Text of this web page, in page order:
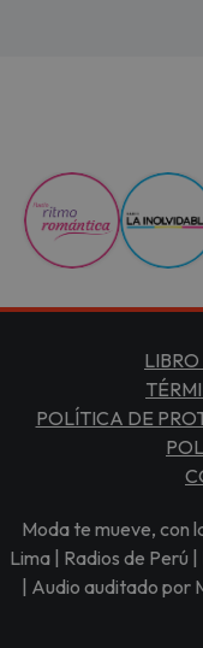
POLÍTICA DE
Moda te mueve, con
Lima | Radios de Perú
| Audio auditado por